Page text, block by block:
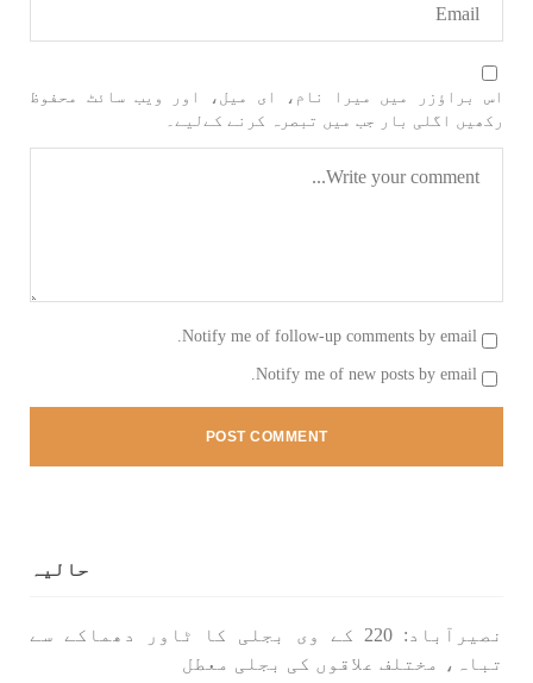
اس براؤزر میں میرا نام، ای میل، اور ویب سائٹ محفوظ
رکھیں اگلی بار جب میں تبصرہ کرنے کےلیے۔
Notify me of follow-up comments by email.
Notify me of new posts by email.
حالیہ
نصیرآباد: 220 کے وی بجلی کا ٹاور دھماکے سے
تباہ، مختلف علاقوں کی بجلی معطل